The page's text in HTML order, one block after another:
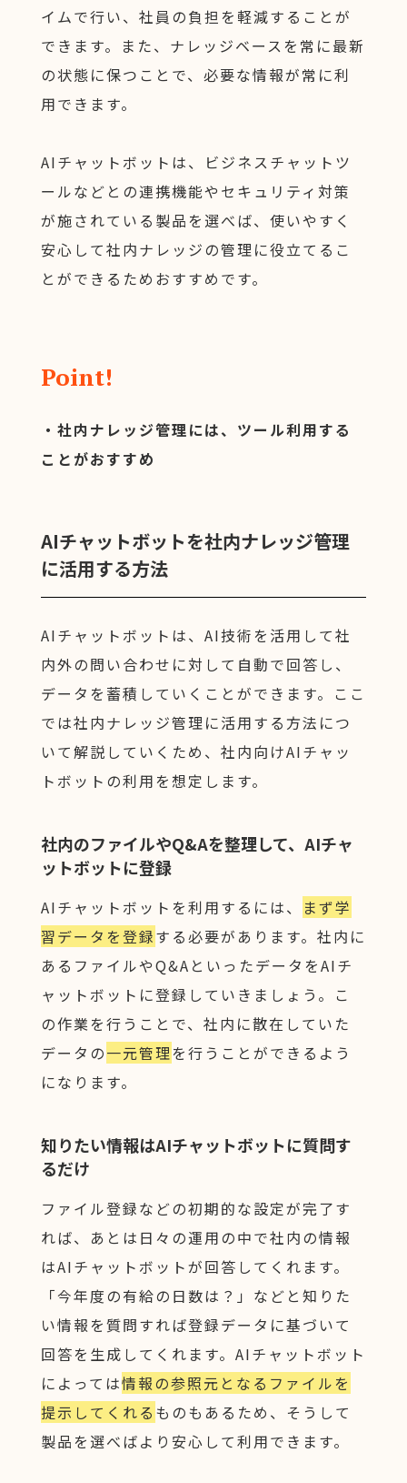
イムで行い、社員の負担を軽減することが
できます。また、ナレッジベースを常に最新
の状態に保つことで、必要な情報が常に利
用できます。
AIチャットボットは、ビジネスチャットツ
ールなどとの連携機能やセキュリティ対策
が施されている製品を選べば、使いやすく
安心して社内ナレッジの管理に役立てるこ
とができるためおすすめです。
Point!
・社内ナレッジ管理には、ツール利用する
ことがおすすめ
AIチャットボットを社内ナレッジ管理
に活用する方法
AIチャットボットは、AI技術を活用して社
内外の問い合わせに対して自動で回答し、
データを蓄積していくことができます。ここ
では社内ナレッジ管理に活用する方法につ
いて解説していくため、社内向けAIチャッ
トボットの利用を想定します。
社内のファイルやQ&Aを整理して、AIチャ
ットボットに登録
AIチャットボットを利用するには、
まず学
習データを登録する必要があります。社内に
あるファイルやQ&AといったデータをAIチ
ャットボットに登録していきましょう。こ
の作業を行うことで、社内に散在していた
データの一元管理を行うことができるよう
になります。
知りたい情報はAIチャットボットに質問す
るだけ
ファイル登録などの初期的な設定が完了す
れば、あとは日々の運用の中で社内の情報
はAIチャットボットが回答してくれます。
「今年度の有給の日数は？」などと知りた
い情報を質問すれば登録データに基づいて
回答を生成してくれます。AIチャットボット
によっては情報の参照元となるファイルを
提示してくれる ものもあるため、そうして
製品を選べばより安心して利用できます。